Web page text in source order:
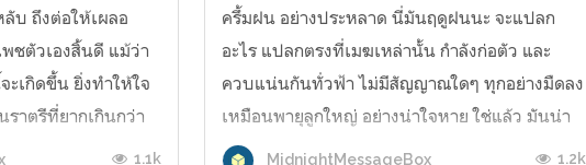
บ ถึงต่อให้เผลอ
ชตัวเองสิ้นดี แม้ว่า
ะเกิดขึ้น ยิ่งทำให้ใจ
าตรีที่ยากเกินกว่า
เริ่มมีอาการปวด 1.1k
ครึ้มฝน อย่างประหลาด นี่มันฤดูฝนนะ จะแปลก
อะไร แปลกตรงที่เมฆเหล่านั้น กำลังก่อตัว และ
ควบแน่นกันทั่วฟ้า ไม่มีสัญญาณใดๆ ทุกอย่างมืดลง
เหมือนพายุลูกใหญ่ อย่างน่าใจหาย ใช่แล้ว มันน่า
ใจหาย ไม่ทันไร สายฝนก็โปรยลงมา หนักขึ้น และ
MidnightMessageBox 1.2k